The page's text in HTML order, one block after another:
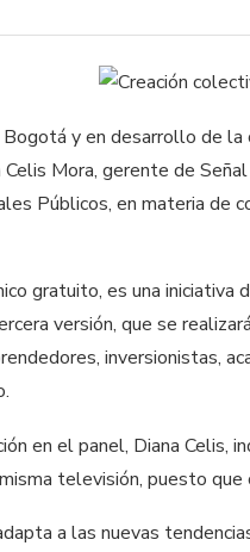
y en desarrollo de la
Celis Mora, gerente de
Públicos, en materia
gratuito, es una
versión, que se
inversionistas,
en el panel, Diana Celis,
televisión, puesto
a las nuevas